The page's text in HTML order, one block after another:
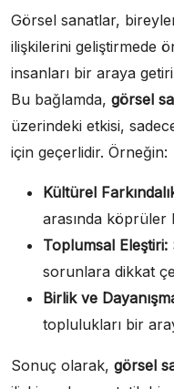
Görsel sanatlar,
ilişkilerini geliştirmede
insanları bir araya
Bu bağlamda, görsel
üzerindeki etkisi,
için geçerlidir. Örneğin:
Kültürel
arasında köprüler
Toplumsal Eleştiri:
sorunlara dikkat
Birlik ve
toplulukları bir
Sonuç olarak, görsel